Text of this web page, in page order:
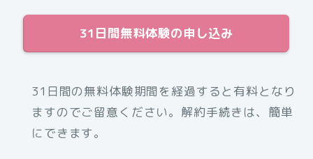
31日間無料体験の申し込み
31日間の無料体験期間を経過すると有料となり
ますのでご留意ください。解約手続きは、簡単
にできます。